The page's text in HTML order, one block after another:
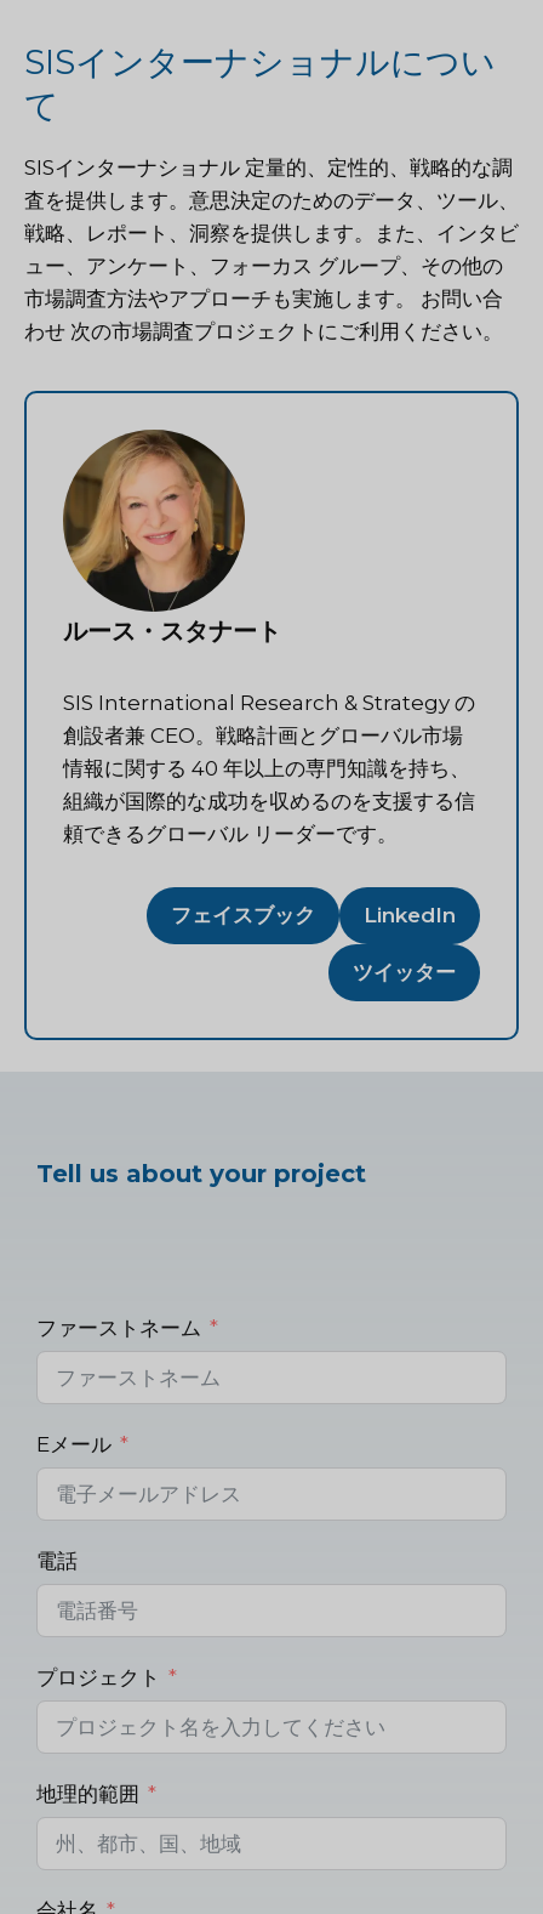
SISインターナショナルについ
て
SISインターナショナル 定量的、定性的、戦略的な調
査を提供します。意思決定のためのデータ、ツール、
戦略、レポート、洞察を提供します。また、インタビ
ュー、アンケート、フォーカス グループ、その他の
市場調査方法やアプローチも実施します。
お問い合
わせ 次の市場調査プロジェクトにご利用ください。
ルース・スタナート
SIS International Research & Strategy の
創設者兼 CEO。戦略計画とグローバル市場
情報に関する 40 年以上の専門知識を持ち、
組織が国際的な成功を収めるのを支援する信
頼できるグローバル リーダーです。
フェイスブック LinkedIn
ツイッター
Tell us about your project
ファーストネーム
Eメール
電話
プロジェクト
地理的範囲